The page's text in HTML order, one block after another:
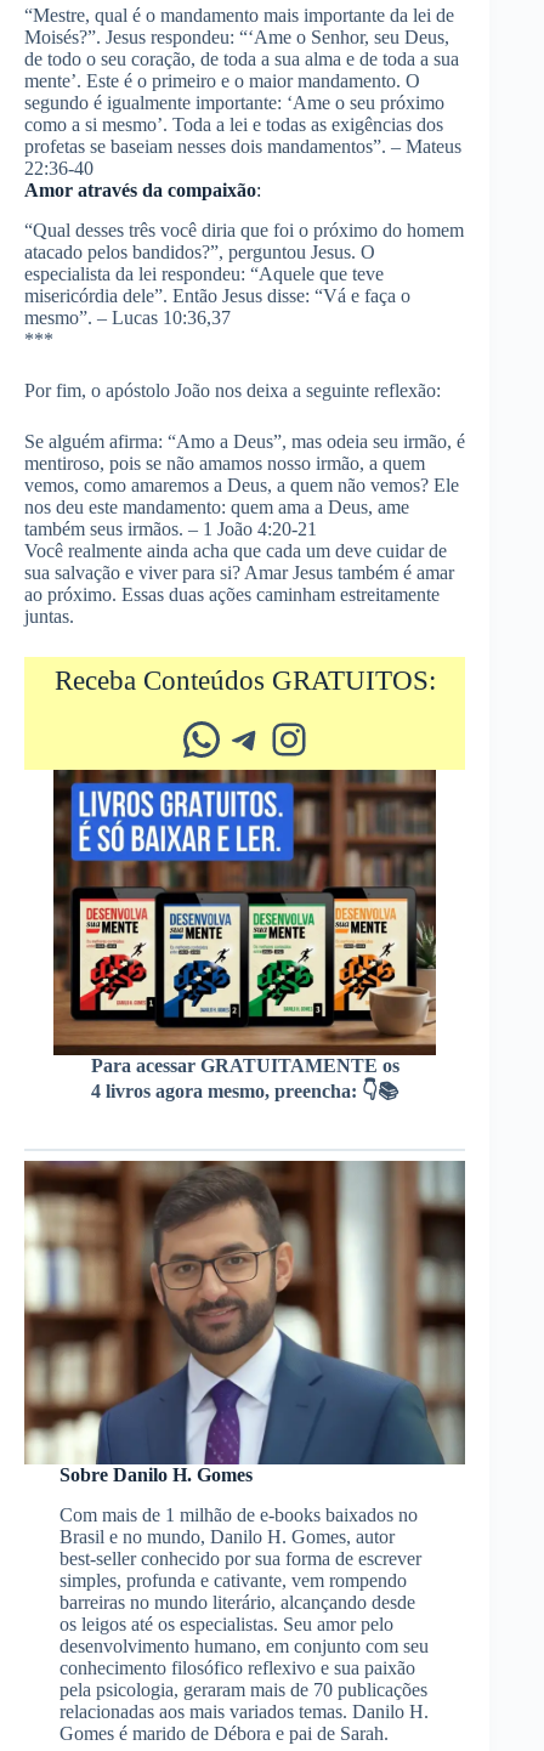
“Mestre, qual é o mandamento mais importante da lei de
Moisés?”. Jesus respondeu: “‘Ame o Senhor, seu Deus,
de todo o seu coração, de toda a sua alma e de toda a sua
mente’. Este é o primeiro e o maior mandamento. O
segundo é igualmente importante: ‘Ame o seu próximo
como a si mesmo’. Toda a lei e todas as exigências dos
profetas se baseiam nesses dois mandamentos”. – Mateus
22:36-40
Amor através da compaixão:
“Qual desses três você diria que foi o próximo do homem
atacado pelos bandidos?”, perguntou Jesus. O
especialista da lei respondeu: “Aquele que teve
misericórdia dele”. Então Jesus disse: “Vá e faça o
mesmo”. – Lucas 10:36,37
***
Por fim, o apóstolo João nos deixa a seguinte reflexão:
Se alguém afirma: “Amo a Deus”, mas odeia seu irmão, é
mentiroso, pois se não amamos nosso irmão, a quem
vemos, como amaremos a Deus, a quem não vemos? Ele
nos deu este mandamento: quem ama a Deus, ame
também seus irmãos. – 1 João 4:20-21
Você realmente ainda acha que cada um deve cuidar de
sua salvação e viver para si? Amar Jesus também é amar
ao próximo. Essas duas ações caminham estreitamente
juntas.
Receba Conteúdos GRATUITOS:
Whatsapp Telegram Instagram
Para acessar GRATUITAMENTE os
4 livros agora mesmo, preencha: 👇📚
Sobre Danilo H. Gomes
Com mais de 1 milhão de e-books baixados no
Brasil e no mundo, Danilo H. Gomes, autor
best-seller conhecido por sua forma de escrever
simples, profunda e cativante, vem rompendo
barreiras no mundo literário, alcançando desde
os leigos até os especialistas. Seu amor pelo
desenvolvimento humano, em conjunto com seu
conhecimento filosófico reflexivo e sua paixão
pela psicologia, geraram mais de 70 publicações
relacionadas aos mais variados temas. Danilo H.
Gomes é marido de Débora e pai de Sarah.